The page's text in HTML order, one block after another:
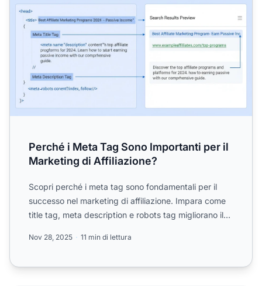
Perché i Meta Tag Sono Importanti per il
Marketing di Affiliazione?
Scopri perché i meta tag sono fondamentali per il
successo nel marketing di affiliazione. Impara come
title tag, meta description e robots tag migliorano il
Nov 28, 2025 11 min di lettura